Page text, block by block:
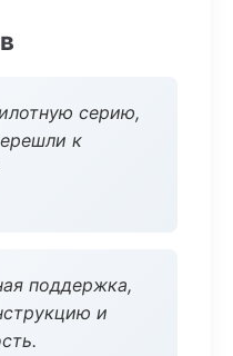
серию,
к
поддержка,
и